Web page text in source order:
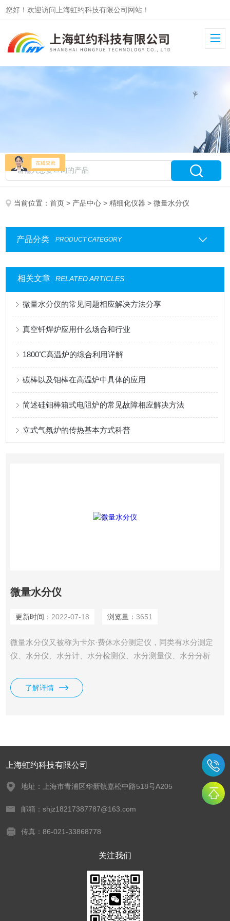
您好！欢迎访问上海虹约科技有限公司网站！
当前位置：首页 > 产品中心 >精细化仪器 > 微量水分仪
产品分类 PRODUCT CATEGORY
相关文章 RELATED ARTICLES
微量水分仪的常见问题相应解决方法分享
真空钎焊炉应用什么场合和行业
1800℃高温炉的综合利用详解
碳棒以及钼棒在高温炉中具体的应用
简述硅钼棒箱式电阻炉的常见故障相应解决方法
立式气氛炉的传热基本方式科普
微量水分仪
更新时间： 2022-07-18 浏览量： 3651
微量水分仪又被称为卡尔·费休水分测定仪，同类有水分测定
仪、水分仪、水分计、水分检测仪、水分测量仪、水分分析
了解详情
上海虹约科技有限公司
地址：上海市青浦区华新镇嘉松中路518号A205
邮箱：shjz18217387787@163.com
传真：86-021-33868778
关注我们